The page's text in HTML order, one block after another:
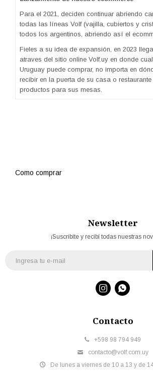
Para el 2021, deciden continuar abriendo
todas las líneas Volf (vajilla, cubiertos y
todos los argentinos, abriendo así el
Fieles a su idea de expansión, en 2023
atraves del sitio online Volf.uy en donde
Uruguay puede comprar, no importa en
recibir en la puerta de su casa o
productos para sus mesas.
Como comprar
Contacto
+598 98 794 949
contacto@volf.com.uy
De lunes a viernes de 10 a 13 y de
Newsletter
¡Suscribite y recibí todas nuestras
 